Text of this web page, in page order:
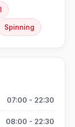
Spinning
07:00 - 22:30
08:00 - 22:30